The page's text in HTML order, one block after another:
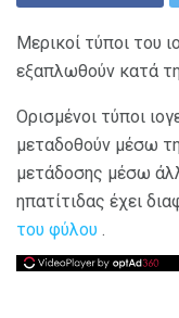
Μερικοί τύποι του
εξαπλωθούν κατά
Ορισμένοι τύποι
μεταδοθούν μέσω
μετάδοσης μέσω
ηπατίτιδας έχει
του φύλου .